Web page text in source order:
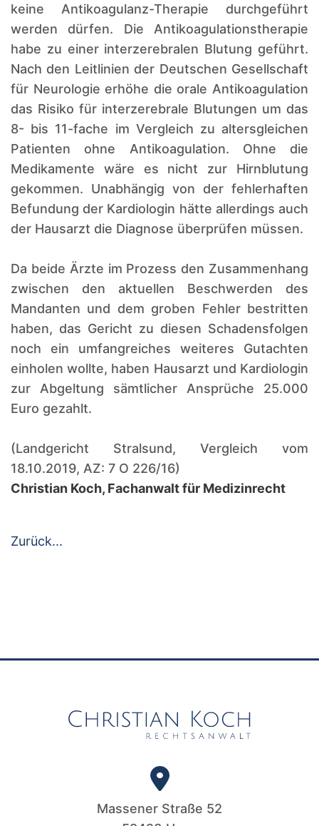
keine Antikoagulanz-Therapie durchgeführt
werden dürfen. Die Antikoagulationstherapie
habe zu einer interzerebralen Blutung geführt.
Nach den Leitlinien der Deutschen Gesellschaft
für Neurologie erhöhe die orale Antikoagulation
das Risiko für interzerebrale Blutungen um das
8- bis 11-fache im Vergleich zu altersgleichen
Patienten ohne Antikoagulation. Ohne die
Medikamente wäre es nicht zur Hirnblutung
gekommen. Unabhängig von der fehlerhaften
Befundung der Kardiologin hätte allerdings auch
der Hausarzt die Diagnose überprüfen müssen.
Da beide Ärzte im Prozess den Zusammenhang
zwischen den aktuellen Beschwerden des
Mandanten und dem groben Fehler bestritten
haben, das Gericht zu diesen Schadensfolgen
noch ein umfangreiches weiteres Gutachten
einholen wollte, haben Hausarzt und Kardiologin
zur Abgeltung sämtlicher Ansprüche 25.000
Euro gezahlt.
(Landgericht Stralsund, Vergleich vom
18.10.2019, AZ: 7 O 226/16)
Christian Koch, Fachanwalt für Medizinrecht
Zurück...
Massener Straße 52